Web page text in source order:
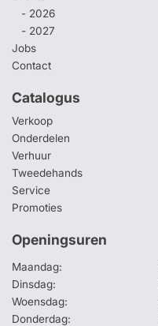
- 2026
- 2027
Jobs
Contact
Catalogus
Verkoop
Onderdelen
Verhuur
Tweedehands
Service
Promoties
Openingsuren
Maandag:
Dinsdag:
Woensdag:
Donderdag: